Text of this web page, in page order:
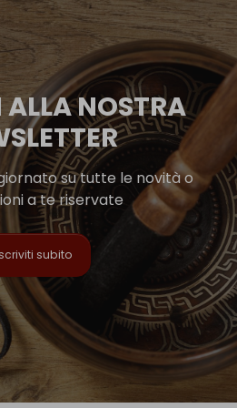
NOSTRA
su tutte le novità o
a te riservate
subito